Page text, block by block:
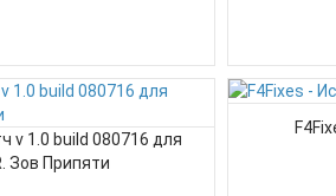
v 1.0 build 080716 для
Зов Припяти